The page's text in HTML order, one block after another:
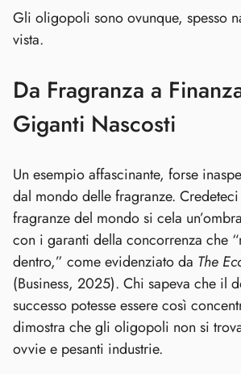
Gli oligopoli sono ovunque, spesso
vista.
Da Fragranza a
Giganti Nascosti
Un esempio affascinante, forse
dal mondo delle fragranze.
fragranze del mondo si cela
con i garanti della concorrenza che
dentro,” come evidenziato da The
(Business, 2025). Chi sapeva che il
successo potesse essere così
dimostra che gli oligopoli non si
ovvie e pesanti industrie.